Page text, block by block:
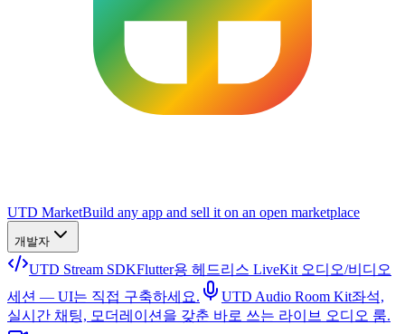
UTD MarketBuild any app and sell it on an open marketplace
개발자
UTD Stream SDKFlutter용 헤드리스 LiveKit 오디오/비디오
세션 — UI는 직접 구축하세요.
UTD Audio Room Kit좌석,
실시간 채팅, 모더레이션을 갖춘 바로 쓰는 라이브 오디오 룸.